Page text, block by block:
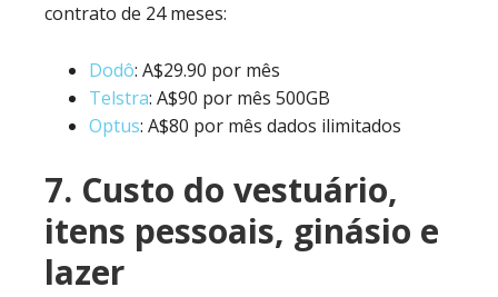
contrato de 24 meses:
Dodô: A$29.90 por mês
Telstra: A$90 por mês 500GB
Optus: A$80 por mês dados ilimitados
7. Custo do vestuário,
itens pessoais, ginásio e
lazer